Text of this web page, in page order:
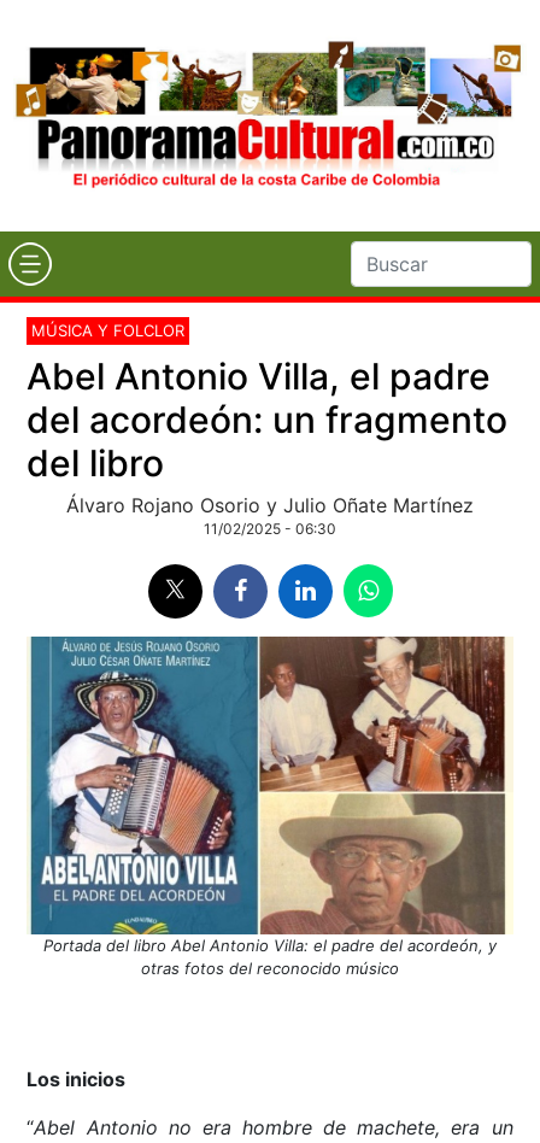
MÚSICA Y FOLCLOR
Abel Antonio Villa, el padre
del acordeón: un fragmento
del libro
Álvaro Rojano Osorio y Julio Oñate Martínez
11/02/2025 - 06:30
Portada del libro Abel Antonio Villa: el padre del acordeón, y
otras fotos del reconocido músico
Los inicios
“Abel Antonio no era hombre de machete, era un